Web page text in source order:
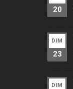
20
DIM
23
DIM